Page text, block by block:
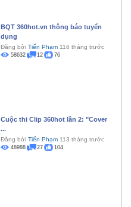
BQT 360hot.vn thông báo tuyển
dụng
Đăng bởi Tiến Phạm 116 tháng trước
58632 12 76
Cuộc thi Clip 360hot lần 2: "Cover
...
Đăng bởi Tiến Phạm 113 tháng trước
48988 27 104